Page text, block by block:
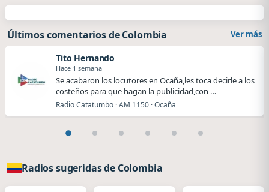
Últimos comentarios de Colombia Ver más
Tito Hernando
Hace 1 semana
Se acabaron los locutores en Ocaña,les toca decirle a los
costeños para que hagan la publicidad,con …
Radio Catatumbo · AM 1150 · Ocaña
Radios sugeridas de Colombia